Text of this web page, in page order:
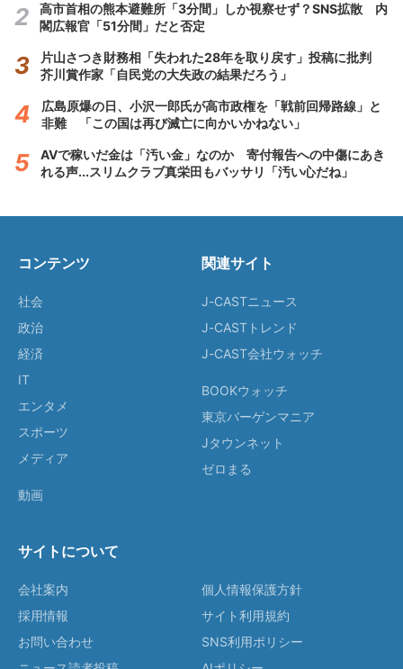
高市首相の熊本避難所「3分間」しか視察せず？SNS拡散 内
閣広報官「51分間」だと否定
片山さつき財務相「失われた28年を取り戻す」投稿に批判
芥川賞作家「自民党の大失政の結果だろう」
広島原爆の日、小沢一郎氏が高市政権を「戦前回帰路線」と
非難 「この国は再び滅亡に向かいかねない」
AVで稼いだ金は「汚い金」なのか 寄付報告への中傷にあき
れる声...スリムクラブ真栄田もバッサリ「汚い心だね」
コンテンツ
社会
政治
経済
IT
エンタメ
スポーツ
メディア
動画
関連サイト
J-CASTニュース
J-CASTトレンド
J-CAST会社ウォッチ
BOOKウォッチ
東京バーゲンマニア
Jタウンネット
ゼロまる
サイトについて
会社案内
採用情報
お問い合わせ
個人情報保護方針
サイト利用規約
SNS利用ポリシー